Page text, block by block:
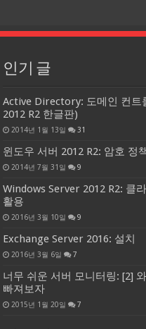
인기 글
Active Directory: 도메인 컨트
2012 R2 한글판)
2014년 1월 13일 31
윈도우 서버 2012 R2: 암호 정
2014년 7월 31일 9
Windows Server 2012 R2: 클
활용
2016년 3월 10일 9
Exchange Server 2016: 설치
2016년 3월 6일 7
너무 쉬운 서버 모니터링: [2]
빠져보자
2015년 1월 20일 7